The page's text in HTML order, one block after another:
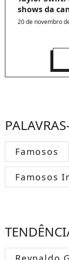
shows da
20 de novembro
Famosos
Famosos